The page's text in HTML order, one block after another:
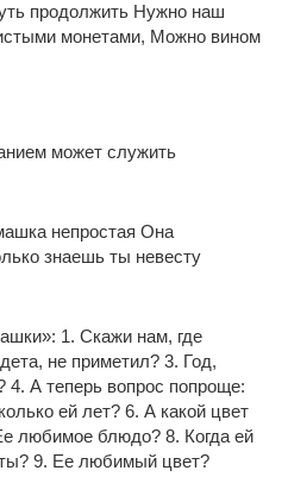
продолжить Нужно наш
монетами, Можно вином
может служить
непростая Она
знаешь ты невесту
1. Скажи нам, где
не приметил? 3. Год,
4. А теперь вопрос попроще:
ей лет? 6. А какой цвет
любимое блюдо? 8. Когда ей
9. Ее любимый цвет?